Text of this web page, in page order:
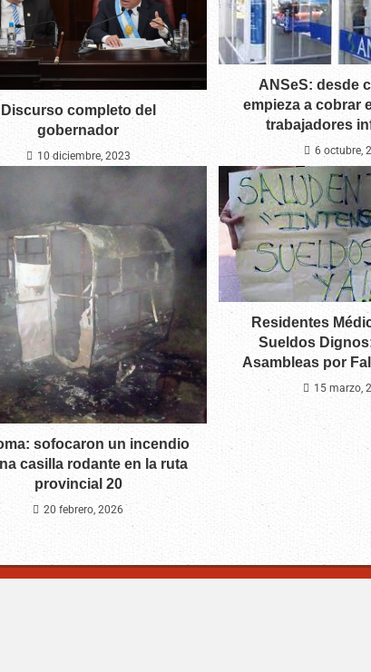
Discurso completo del
gobernador
10 diciembre, 2023
ANSeS: desde
empieza a cobrar
trabajadores
6 octubre,
sofocaron un incendio
casilla rodante en la ruta
provincial 20
20 febrero, 2026
Residentes
Sueldos
Asambleas por
15 marzo,